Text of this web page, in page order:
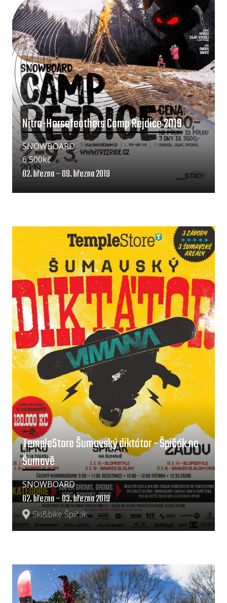
Nitro-Horsefeathers Camp Rejdice 2019
02. března – 09. března 2019
6 500kč
SNOWBOARD
TempleStore Šumavský diktátor - Špičák na
Šumavě
Ski&bike Špičák
02. března – 03. března 2019
SNOWBOARD